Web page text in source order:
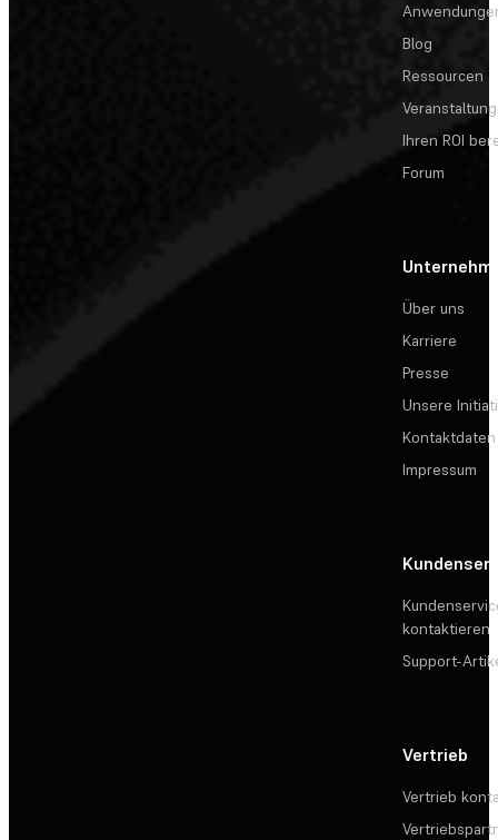
Blog
Ressourcen
Ihren ROI
Forum
Über uns
Karriere
Presse
Unsere
Kontaktdaten
Impressum
kontaktieren
Support-
Vertrieb
Vertrieb